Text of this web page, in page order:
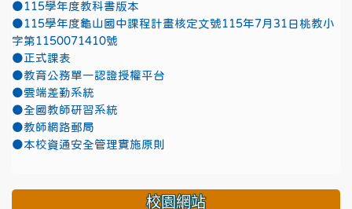
●115學年度教科書版本
●115學年度龜山國中課程計畫核定文號115年7月31日桃教小
字第1150071410號
●正式課表
●教育公務單一認證授權平台
●雲端差勤系統
●全國教師研習系統
●教師網路郵局
●本校資通安全管理實施原則
校園網站